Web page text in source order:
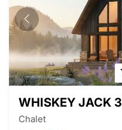
WHISKEY JACK 3
Chalet